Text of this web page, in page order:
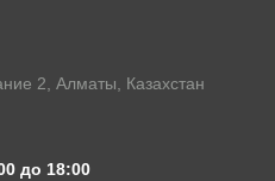
2, Алматы, Казахстан
до 18:00